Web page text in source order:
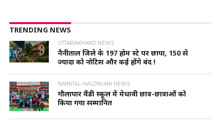
TRENDING NEWS
UTTARAKHAND NEWS
नैनीताल जिले के 197 होम स्टे पर छापा, 150 से
ज्यादा को नोटिस और कई होंगे बंद !
NAINITAL-HALDWANI NEWS
गौलापार वैंडी स्कूल में मेधावी छात्र-छात्राओं को
किया गया सम्मानित